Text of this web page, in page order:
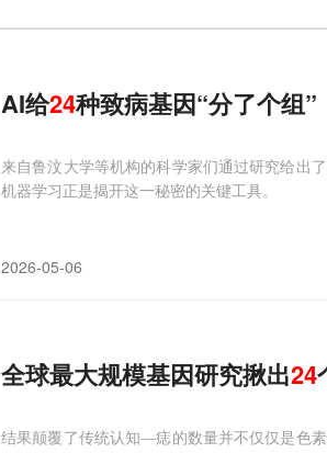
AI给24种致病基因“分了个组”
来自鲁汶大学等机构的科学家们通过研究给出
机器学习正是揭开这一秘密的关键工具。
2026-05-06
全球最大规模基因研究揪出24
结果颠覆了传统认知—痣的数量并不仅仅是色